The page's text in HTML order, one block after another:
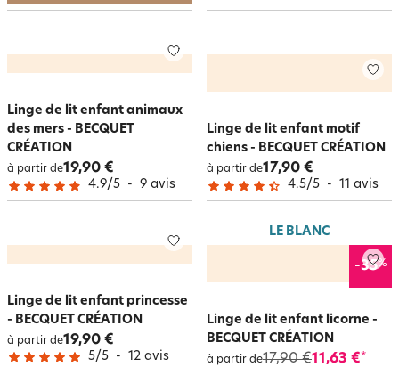
Linge de lit enfant animaux
des mers - BECQUET
CRÉATION
à partir de19,90 €
4.9/5 - 9 avis
Linge de lit enfant motif
chiens - BECQUET CRÉATION
à partir de17,90 €
4.5/5 - 11 avis
Linge de lit enfant princesse
- BECQUET CRÉATION
à partir de19,90 €
5/5 - 12 avis
LE BLANC
-35%
Linge de lit enfant licorne -
BECQUET CRÉATION
à partir de17,90 €11,63 €*